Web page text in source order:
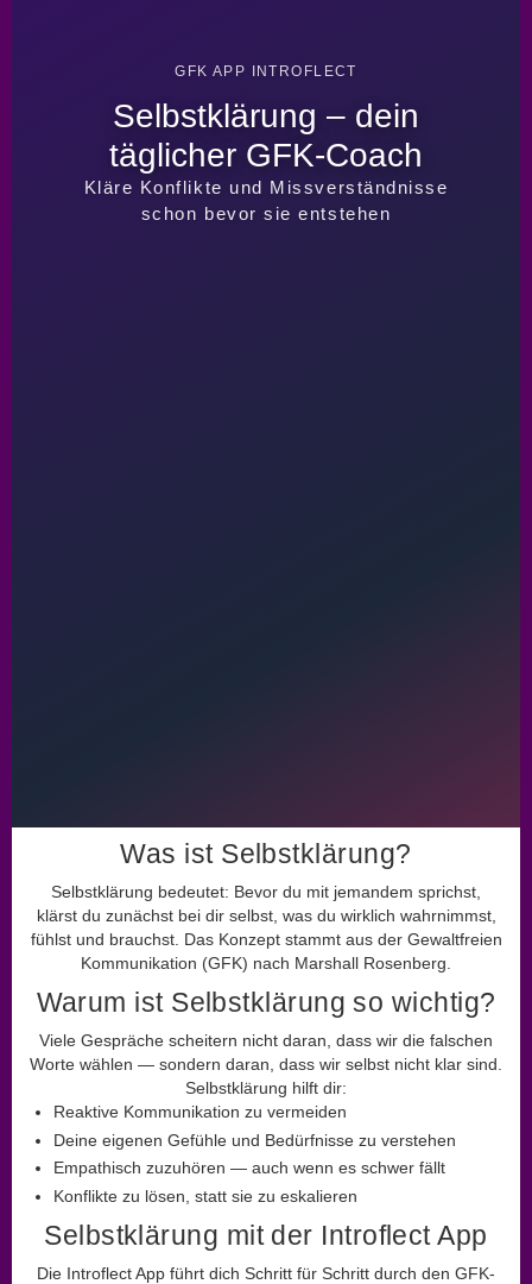
GFK APP INTROFLECT
Selbstklärung – dein
täglicher GFK-Coach
Kläre Konflikte und Missverständnisse
schon bevor sie entstehen
Was ist Selbstklärung?
Selbstklärung bedeutet: Bevor du mit jemandem sprichst,
klärst du zunächst bei dir selbst, was du wirklich wahrnimmst,
fühlst und brauchst. Das Konzept stammt aus der Gewaltfreien
Kommunikation (GFK) nach Marshall Rosenberg.
Warum ist Selbstklärung so wichtig?
Viele Gespräche scheitern nicht daran, dass wir die falschen
Worte wählen — sondern daran, dass wir selbst nicht klar sind.
Selbstklärung hilft dir:
Reaktive Kommunikation zu vermeiden
Deine eigenen Gefühle und Bedürfnisse zu verstehen
Empathisch zuzuhören — auch wenn es schwer fällt
Konflikte zu lösen, statt sie zu eskalieren
Selbstklärung mit der Introflect App
Die Introflect App führt dich Schritt für Schritt durch den GFK-